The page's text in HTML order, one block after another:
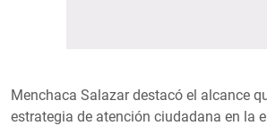
Menchaca Salazar destacó el alcance
estrategia de atención ciudadana en la